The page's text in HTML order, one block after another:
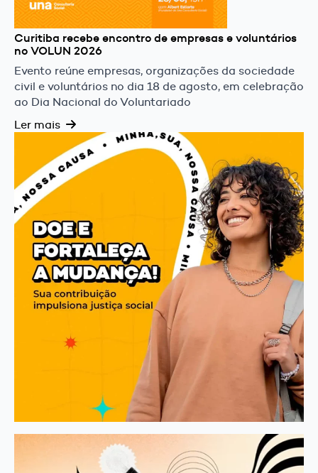
Curitiba recebe encontro de empresas e voluntários
no VOLUN 2026
Evento reúne empresas, organizações da sociedade
civil e voluntários no dia 18 de agosto, em celebração
ao Dia Nacional do Voluntariado
Ler mais